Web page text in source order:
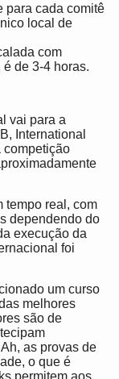
para cada comitê
local de
com
de 3-4 horas.
vai para a
International
competição
tempo real, com
dependendo do
execução da
foi
um curso
melhores
são de
as provas de
o que é
permitem aos